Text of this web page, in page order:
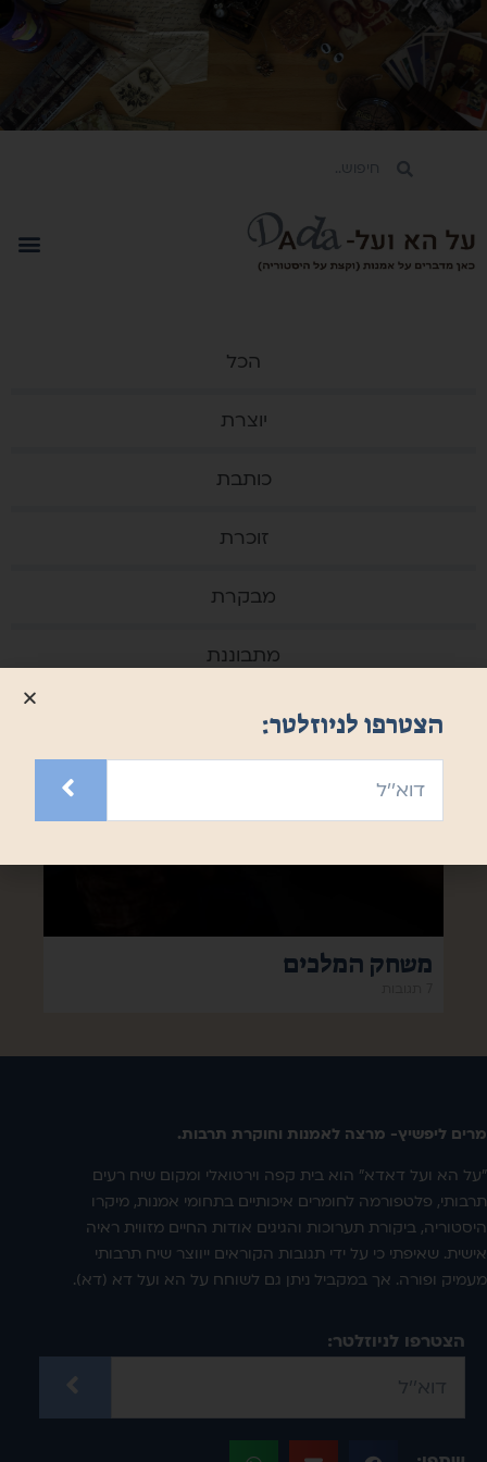
הכל
יוצרת
כותבת
זוכרת
מבקרת
מתבוננת
משחק המלכים
מרים ליפשיץ- מרצה לאמנות וחוקרת תרבות.
"על הא ועל דאדא" הוא בית קפה וירטואלי ומקום שיח רעים
תרבותי, פלטפורמה לחומרים איכותיים בתחומי אמנות, מיקרו
היסטוריה, ביקורת תערוכות והגיגים אודות החיים מזווית ראיה
אישית. שאיפתי כי על ידי תגובות הקוראים ייווצר שיח תרבותי
מעמיק ופורה. אך במקביל ניתן גם לשוחח על הא ועל דא (דא).
הצטרפו לניוזלטר:
הצטרפו לניוזלטר: